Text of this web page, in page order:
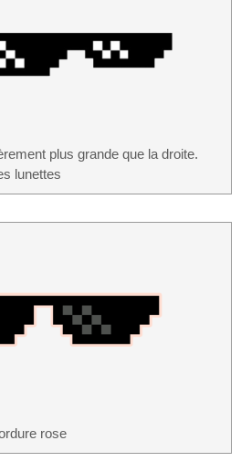
plus grande que la droite.
lunettes
rose